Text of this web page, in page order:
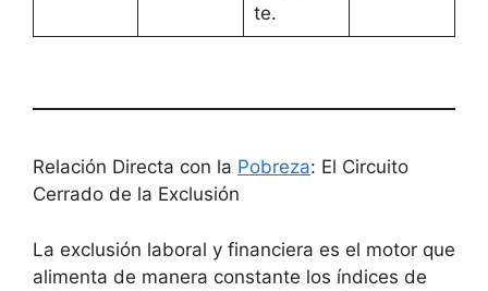
te.
Relación Directa con la Pobreza: El Circuito
Cerrado de la Exclusión
La exclusión laboral y financiera es el motor que
alimenta de manera constante los índices de